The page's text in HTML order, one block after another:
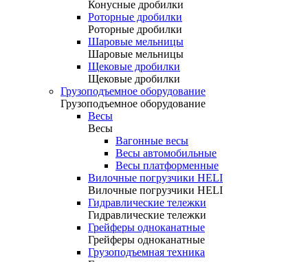
Конусные дробилки
Роторные дробилки
Роторные дробилки
Шаровые мельницы
Шаровые мельницы
Щековые дробилки
Щековые дробилки
Грузоподъемное оборудование
Грузоподъемное оборудование
Весы
Весы
Вагонные весы
Весы автомобильные
Весы платформенные
Вилочные погрузчики HELI
Вилочные погрузчики HELI
Гидравлические тележки
Гидравлические тележки
Грейферы одноканатные
Грейферы одноканатные
Грузоподъемная техника